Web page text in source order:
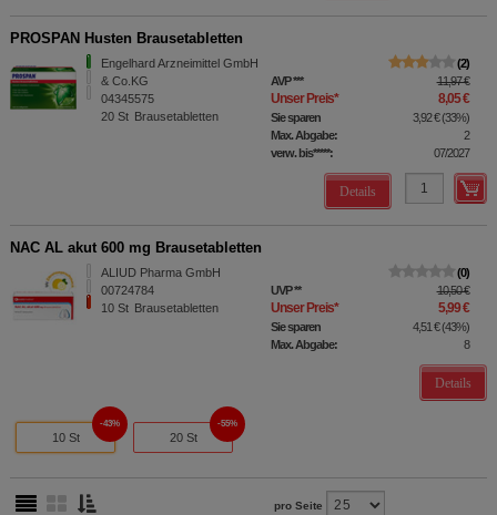
PROSPAN Husten Brausetabletten
Engelhard Arzneimittel GmbH
& Co.KG
04345575
20 St Brausetabletten
2
AVP*** 11,97 €
Unser Preis* 8,05 €
Sie sparen 3,92 €(33%)
Max. Abgabe:
2
verw. bis*****:
07/2027
Details
NAC AL akut 600 mg Brausetabletten
ALIUD Pharma GmbH
00724784
10 St Brausetabletten
0
UVP** 10,50 €
Unser Preis* 5,99 €
Sie sparen 4,51 €(43%)
Max. Abgabe:
8
Details
10 St
43%
20 St
55%
pro Seite